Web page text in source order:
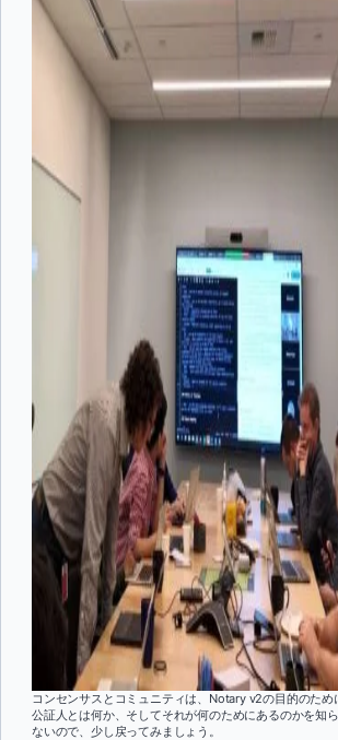
コンセンサスとコミュニティは、Notary v2の目的のため
公証人とは何か、そしてそれが何のためにあるのかを知
ないので、少し戻ってみましょう。